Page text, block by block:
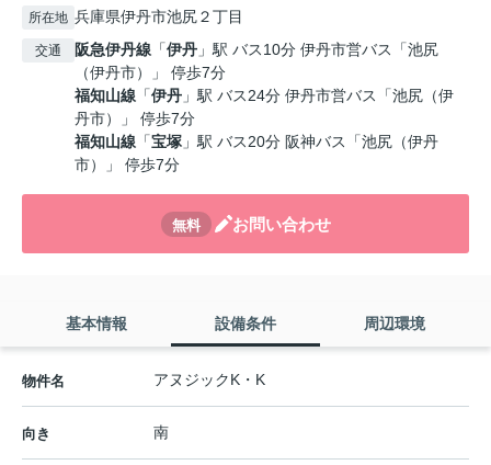
所在地 兵庫県伊丹市池尻２丁目
交通 阪急伊丹線 「伊丹 」駅 バス10分 伊丹市営バス「池尻
（伊丹市）」 停歩7分
福知山線 「伊丹 」駅 バス24分 伊丹市営バス「池尻（伊
丹市）」 停歩7分
福知山線 「宝塚 」駅 バス20分 阪神バス「池尻（伊丹
市）」 停歩7分
無料 お問い合わせ
基本情報 設備条件 周辺環境
物件名 アヌジックK・K
向き 南